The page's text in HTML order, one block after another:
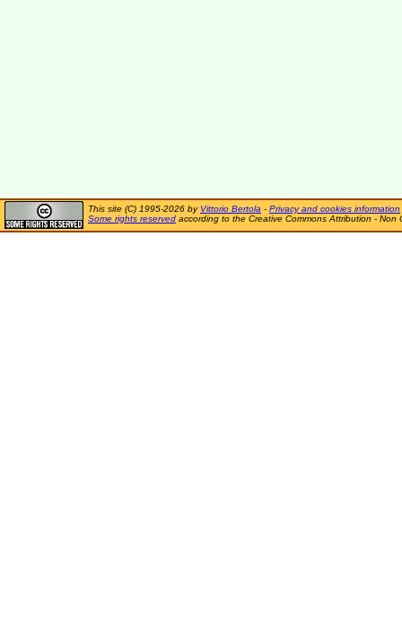
This site (C) 1995-2026 by Vittorio Bertola - Privacy and cookies information
Some rights reserved according to the Creative Commons Attribution - Non